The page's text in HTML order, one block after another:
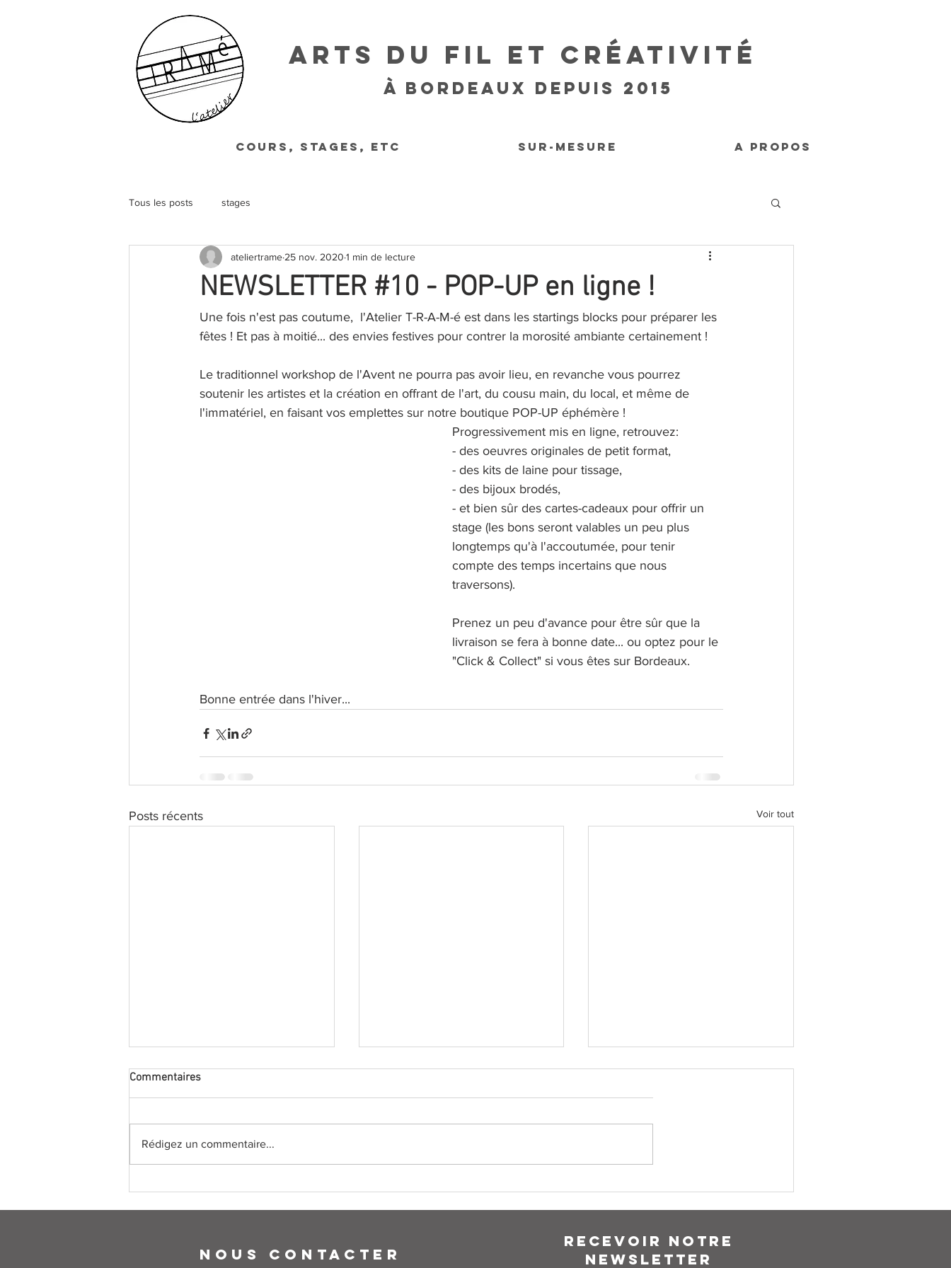
Se connecter
Tous les posts stages
NEWSLETTER #10 - POP-UP en ligne !
ateliertrame 25 nov. 2020 1 min de lecture
Une fois n'est pas coutume,  l'Atelier T-R-A-M-é est dans les startings blocks pour préparer les
fêtes ! Et pas à moitié... des envies festives pour contrer la morosité ambiante certainement !
Le traditionnel workshop de l'Avent ne pourra pas avoir lieu, en revanche vous pourrez
soutenir les artistes et la création en offrant de l'art, du cousu main, du local, et même de
l'immatériel, en faisant vos emplettes sur notre boutique POP-UP éphémère !
Progressivement mis en ligne, retrouvez:
- des oeuvres originales de petit format,
- des kits de laine pour tissage,
- des bijoux brodés,
- et bien sûr des cartes-cadeaux pour offrir un
stage (les bons seront valables un peu plus
longtemps qu'à l'accoutumée, pour tenir
compte des temps incertains que nous
traversons).
Prenez un peu d'avance pour être sûr que la
livraison se fera à bonne date... ou optez pour le
"Click & Collect" si vous êtes sur Bordeaux.
Bonne entrée dans l'hiver...
Posts récents Voir tout
Commentaires
Rédigez un commentaire...
arts du fil et créativité
à bordeaux DEPUIS 2015
COURS, STAGES, ETC SUR-MESURE A PROPOS
NOUS CONTACTER
recevoir notre
newsletter